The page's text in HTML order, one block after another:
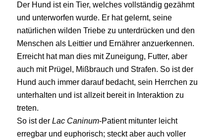
Der Hund ist ein Tier, welches vollständig gezähmt
und unterworfen wurde. Er hat gelernt, seine
natürlichen wilden Triebe zu unterdrücken und den
Menschen als Leittier und Ernährer anzuerkennen.
Erreicht hat man dies mit Zuneigung, Futter, aber
auch mit Prügel, Mißbrauch und Strafen. So ist der
Hund auch immer darauf bedacht, sein Herrchen zu
unterhalten und ist allzeit bereit in Interaktion zu
treten.
So ist derLac Caninum-Patient mitunter leicht
erregbar und euphorisch; steckt aber auch voller